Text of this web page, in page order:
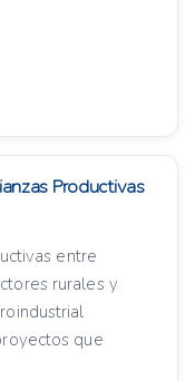
Productivas
entre
rurales y
que